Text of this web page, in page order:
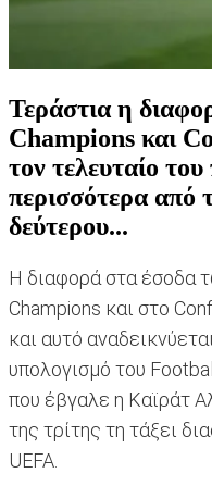
Τεράστια η
Champions και
τον τελευταίο
περισσότερα από
δεύτερου...
Η διαφορά στα έσοδα
Champions και στο
και αυτό
υπολογισμό του
που έβγαλε η Καϊράτ
της τρίτης τη τάξει
UEFA.